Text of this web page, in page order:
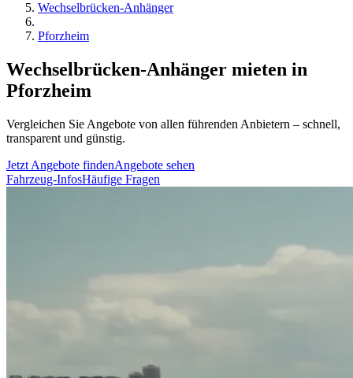
Wechselbrücken-Anhänger
Pforzheim
Wechselbrücken-Anhänger mieten in
Pforzheim
Vergleichen Sie Angebote von allen führenden Anbietern – schnell,
transparent und günstig.
Jetzt Angebote findenAngebote sehen
Fahrzeug-InfosHäufige Fragen